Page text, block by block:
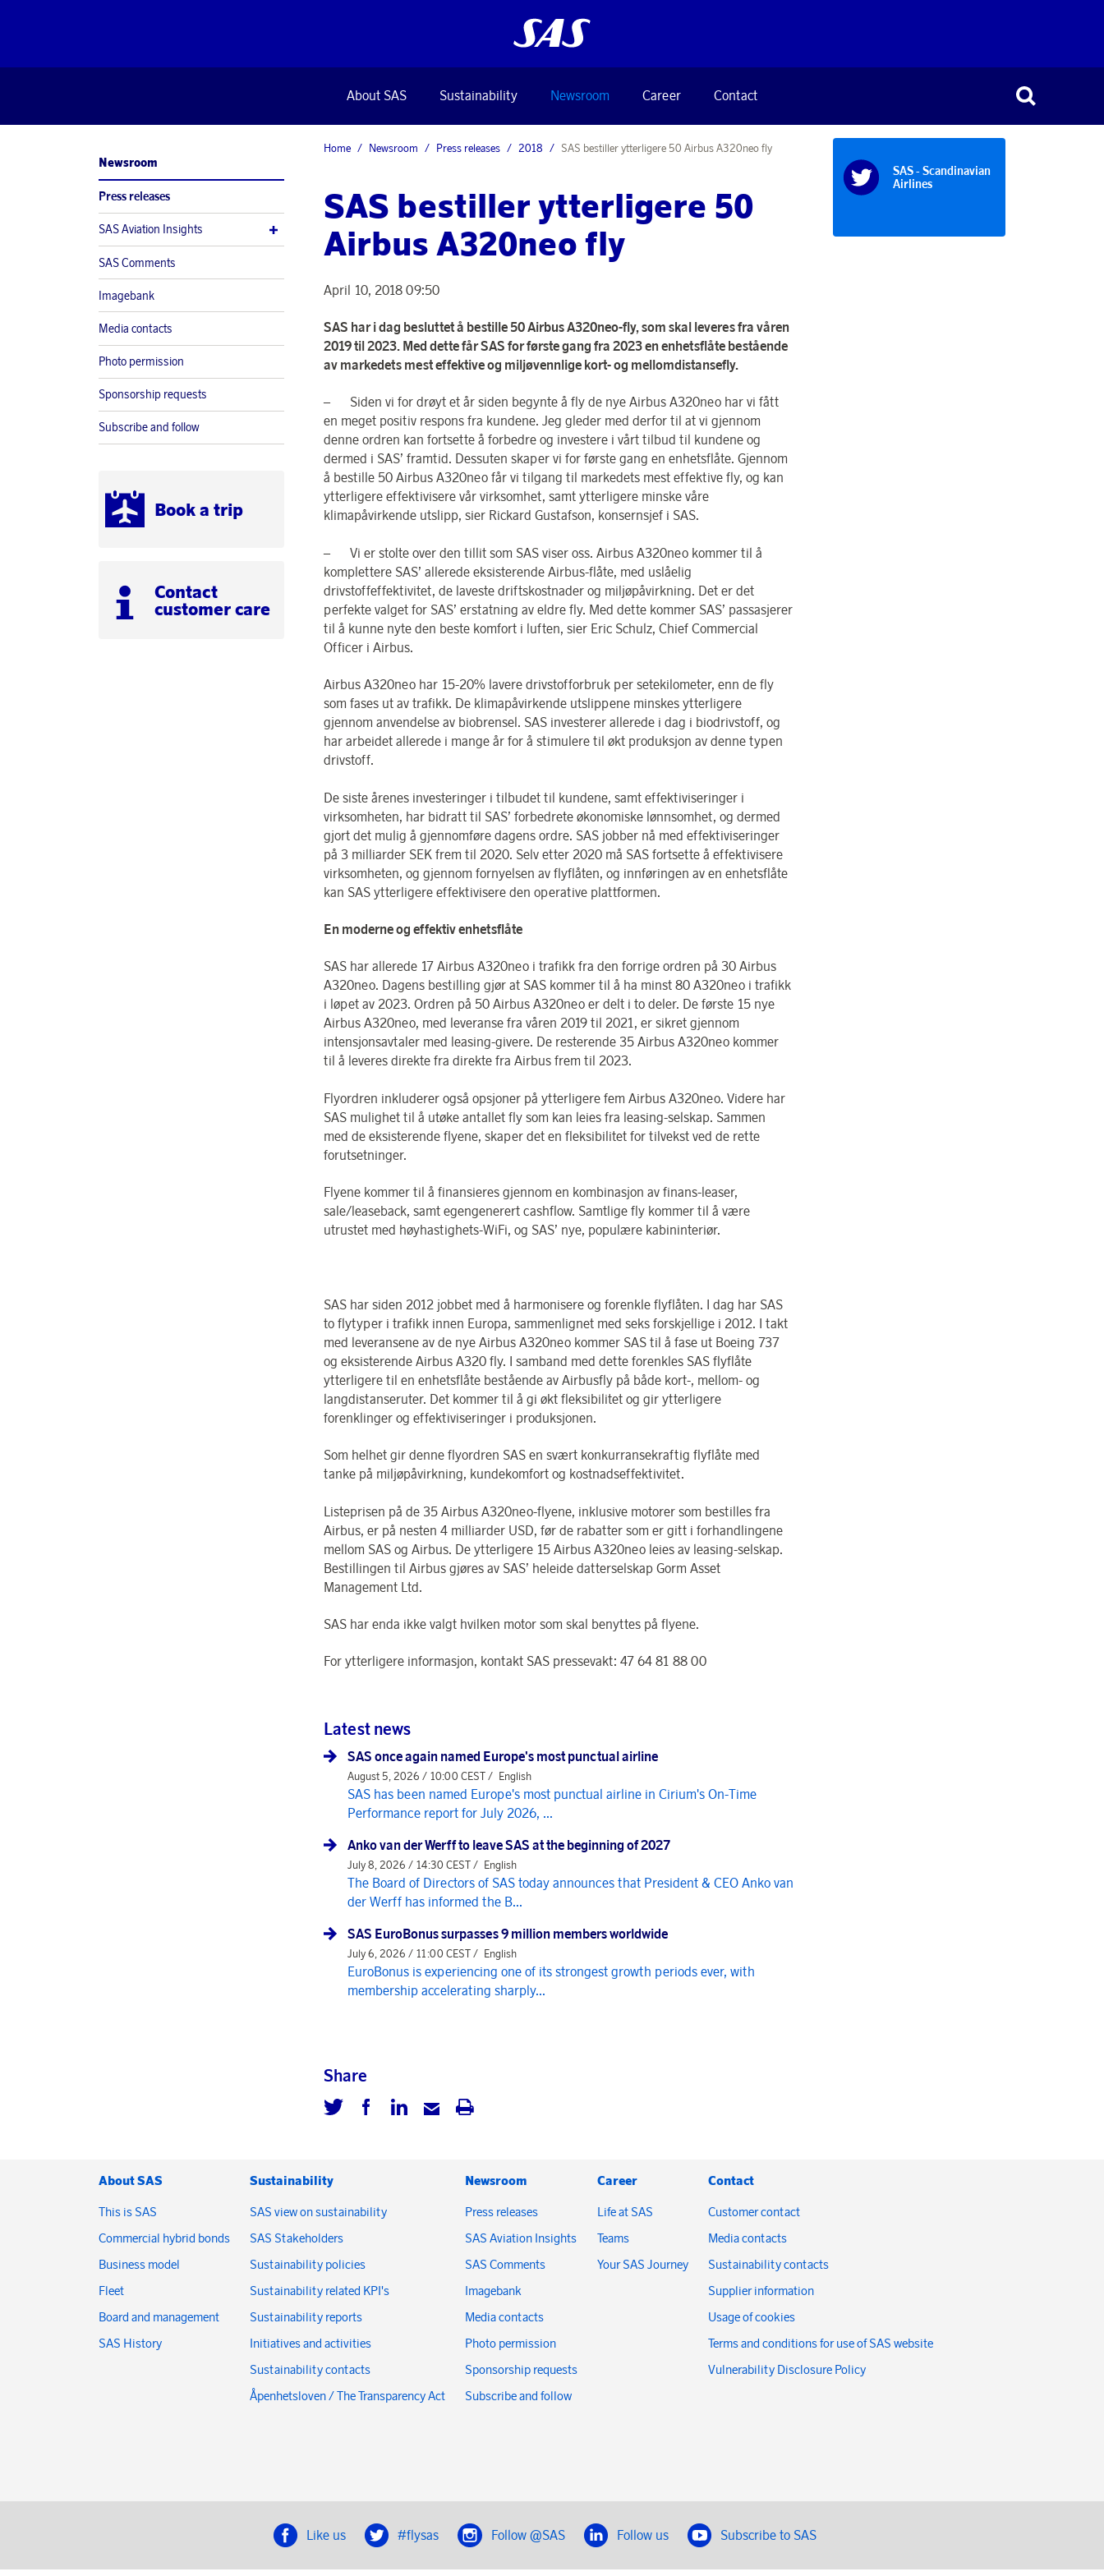
About SAS Sustainability Newsroom Career Contact
Newsroom
Press releases
SAS Aviation Insights
SAS Comments
Imagebank
Media contacts
Photo permission
Sponsorship requests
Subscribe and follow
Book a trip
Contact
customer care
Home Newsroom Press releases 2018 SAS bestiller ytterligere 50 Airbus A320neo fly
SAS bestiller ytterligere 50
Airbus A320neo fly
April 10, 2018 09:50
SAS har i dag besluttet å bestille 50 Airbus A320neo-fly, som skal leveres fra våren
2019 til 2023. Med dette får SAS for første gang fra 2023 en enhetsflåte bestående
av markedets mest effektive og miljøvennlige kort- og mellomdistansefly.
– Siden vi for drøyt et år siden begynte å fly de nye Airbus A320neo har vi fått
en meget positiv respons fra kundene. Jeg gleder med derfor til at vi gjennom
denne ordren kan fortsette å forbedre og investere i vårt tilbud til kundene og
dermed i SAS’ framtid. Dessuten skaper vi for første gang en enhetsflåte. Gjennom
å bestille 50 Airbus A320neo får vi tilgang til markedets mest effektive fly, og kan
ytterligere effektivisere vår virksomhet, samt ytterligere minske våre
klimapåvirkende utslipp, sier Rickard Gustafson, konsernsjef i SAS.
– Vi er stolte over den tillit som SAS viser oss. Airbus A320neo kommer til å
komplettere SAS’ allerede eksisterende Airbus-flåte, med uslåelig
drivstoffeffektivitet, de laveste driftskostnader og miljøpåvirkning. Det er det
perfekte valget for SAS’ erstatning av eldre fly. Med dette kommer SAS’ passasjerer
til å kunne nyte den beste komfort i luften, sier Eric Schulz, Chief Commercial
Officer i Airbus.
Airbus A320neo har 15-20% lavere drivstofforbruk per setekilometer, enn de fly
som fases ut av trafikk. De klimapåvirkende utslippene minskes ytterligere
gjennom anvendelse av biobrensel. SAS investerer allerede i dag i biodrivstoff, og
har arbeidet allerede i mange år for å stimulere til økt produksjon av denne typen
drivstoff.
De siste årenes investeringer i tilbudet til kundene, samt effektiviseringer i
virksomheten, har bidratt til SAS’ forbedrete økonomiske lønnsomhet, og dermed
gjort det mulig å gjennomføre dagens ordre. SAS jobber nå med effektiviseringer
på 3 milliarder SEK frem til 2020. Selv etter 2020 må SAS fortsette å effektivisere
virksomheten, og gjennom fornyelsen av flyflåten, og innføringen av en enhetsflåte
kan SAS ytterligere effektivisere den operative plattformen.
En moderne og effektiv enhetsflåte
SAS har allerede 17 Airbus A320neo i trafikk fra den forrige ordren på 30 Airbus
A320neo. Dagens bestilling gjør at SAS kommer til å ha minst 80 A320neo i trafikk
i løpet av 2023. Ordren på 50 Airbus A320neo er delt i to deler. De første 15 nye
Airbus A320neo, med leveranse fra våren 2019 til 2021, er sikret gjennom
intensjonsavtaler med leasing-givere. De resterende 35 Airbus A320neo kommer
til å leveres direkte fra direkte fra Airbus frem til 2023.
Flyordren inkluderer også opsjoner på ytterligere fem Airbus A320neo. Videre har
SAS mulighet til å utøke antallet fly som kan leies fra leasing-selskap. Sammen
med de eksisterende flyene, skaper det en fleksibilitet for tilvekst ved de rette
forutsetninger.
Flyene kommer til å finansieres gjennom en kombinasjon av finans-leaser,
sale/leaseback, samt egengenerert cashflow. Samtlige fly kommer til å være
utrustet med høyhastighets-WiFi, og SAS’ nye, populære kabininteriør.
SAS har siden 2012 jobbet med å harmonisere og forenkle flyflåten. I dag har SAS
to flytyper i trafikk innen Europa, sammenlignet med seks forskjellige i 2012. I takt
med leveransene av de nye Airbus A320neo kommer SAS til å fase ut Boeing 737
og eksisterende Airbus A320 fly. I samband med dette forenkles SAS flyflåte
ytterligere til en enhetsflåte bestående av Airbusfly på både kort-, mellom- og
langdistanseruter. Det kommer til å gi økt fleksibilitet og gir ytterligere
forenklinger og effektiviseringer i produksjonen.
Som helhet gir denne flyordren SAS en svært konkurransekraftig flyflåte med
tanke på miljøpåvirkning, kundekomfort og kostnadseffektivitet.
Listeprisen på de 35 Airbus A320neo-flyene, inklusive motorer som bestilles fra
Airbus, er på nesten 4 milliarder USD, før de rabatter som er gitt i forhandlingene
mellom SAS og Airbus. De ytterligere 15 Airbus A320neo leies av leasing-selskap.
Bestillingen til Airbus gjøres av SAS’ heleide datterselskap Gorm Asset
Management Ltd.
SAS har enda ikke valgt hvilken motor som skal benyttes på flyene.
For ytterligere informasjon, kontakt SAS pressevakt: 47 64 81 88 00
Latest news
SAS once again named Europe's most punctual airline
August 5, 2026 / 10:00 CEST / English
SAS has been named Europe's most punctual airline in Cirium's On-Time
Performance report for July 2026, ...
Anko van der Werff to leave SAS at the beginning of 2027
July 8, 2026 / 14:30 CEST / English
The Board of Directors of SAS today announces that President & CEO Anko van
der Werff has informed the B...
SAS EuroBonus surpasses 9 million members worldwide
July 6, 2026 / 11:00 CEST / English
EuroBonus is experiencing one of its strongest growth periods ever, with
membership accelerating sharply...
Share
SAS - Scandinavian
Airlines
About SAS
This is SAS
Commercial hybrid bonds
Business model
Fleet
Board and management
SAS History
Sustainability
SAS view on sustainability
SAS Stakeholders
Sustainability policies
Sustainability related KPI's
Sustainability reports
Initiatives and activities
Sustainability contacts
Åpenhetsloven / The Transparency Act
Newsroom
Press releases
SAS Aviation Insights
SAS Comments
Imagebank
Media contacts
Photo permission
Sponsorship requests
Subscribe and follow
Career
Life at SAS
Teams
Your SAS Journey
Contact
Customer contact
Media contacts
Sustainability contacts
Supplier information
Usage of cookies
Terms and conditions for use of SAS website
Vulnerability Disclosure Policy
Like us #flysas Follow @SAS Follow us Subscribe to SAS